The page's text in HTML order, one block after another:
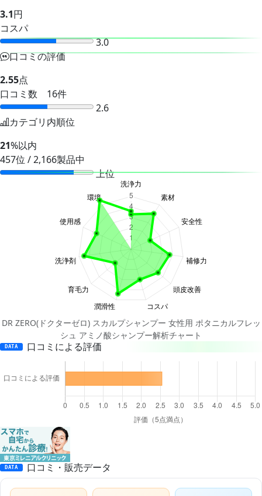
3.1円
コスパ
3.0
口コミの評価
2.55点
口コミ数 16件
2.6
カテゴリ内順位
21%以内
457位 / 2,166製品中
上位
DR ZERO(ドクターゼロ) スカルプシャンプー 女性用 ポタニカルフレッ
シュ アミノ酸シャンプー解析チャート
DATA 口コミによる評価
DATA 口コミ・販売データ